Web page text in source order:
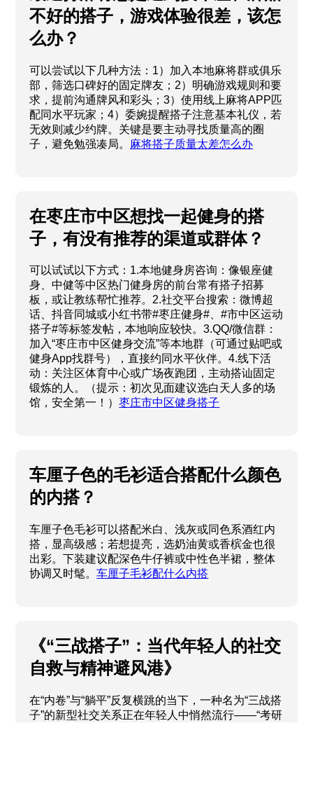
不好的搭子，游戏体验很差，该怎
么办？
可以尝试以下几种方法：1）加入本地麻将群或俱乐
部，筛选口碑好的固定牌友；2）明确游戏规则和要
求，提前沟通牌风和彩头；3）使用线上麻将APP匹
配同水平玩家；4）委婉提醒搭子注意基本礼仪，若
无效则减少约牌。关键是要主动寻找质量高的圈
子，避免勉强凑局。 麻将搭子质量太差怎么办
在枣庄市中区想找一起健身的搭
子，有没有推荐的渠道或群体？
可以试试以下方式：1.本地健身房咨询：像银座健
身、中健等中区热门健身房的前台常有搭子招募
板，或让教练帮忙推荐。2.社交平台搜索：微博超
话、抖音同城或小红书带#枣庄健身#、#市中区运动
搭子#等标签发帖，本地响应较快。3.QQ/微信群：
加入“枣庄市中区健身交流”等本地群（可通过贴吧或
健身App找群号），直接约同水平伙伴。4.线下活
动：关注区体育中心或广场夜跑团，主动搭讪固定
锻炼的人。（提示：初次见面建议选白天人多的场
馆，安全第一！）枣庄市中区健身搭子
车厘子色的毛衫适合搭配什么颜色
的内搭？
车厘子色毛衫可以搭配米白、浅灰或同色系酒红内
搭，显高级感；若想提亮，选奶油黄或香槟金也很
出彩。下装建议配深色牛仔裤或中性色半裙，整体
协调又时髦。车厘子毛衫配什么内搭
《“三战搭子”：当代年轻人的社交
自救与精神避风港》
在“内卷”与“躺平”反复横跳的当下，一种名为“三战搭
子”的新型社交关系正在年轻人中悄然流行——“考研